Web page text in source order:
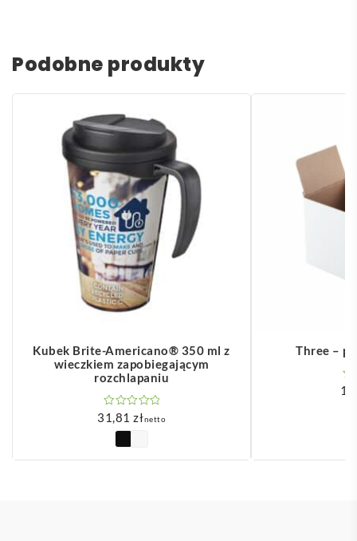
Podobne produkty
Kubek Brite-Americano® 350 ml z
wieczkiem zapobiegającym
rozchlapaniu
31,81 złnetto
Three –